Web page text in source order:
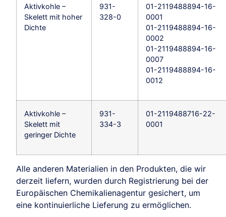
Aktivkohle –
Skelett mit hoher
Dichte
931-
328-0
01-2119488894-16-
0001
01-2119488894-16-
0002
01-2119488894-16-
0007
01-2119488894-16-
0012
Aktivkohle –
Skelett mit
geringer Dichte
931-
334-3
01-2119488716-22-
0001
Alle anderen Materialien in den Produkten, die wir
derzeit liefern, wurden durch Registrierung bei der
Europäischen Chemikalienagentur gesichert, um
eine kontinuierliche Lieferung zu ermöglichen.